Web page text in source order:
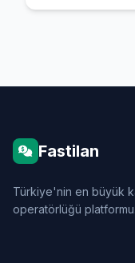
Fastilan
Türkiye'nin en büyük
operatörlüğü